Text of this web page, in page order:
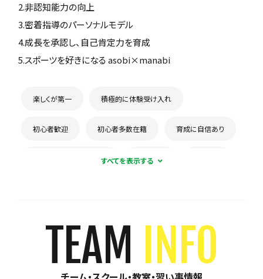
2.非認知能力の向上
3.密着指導のパーソナルモデル
4.成長を承認し、自己肯定力を育成
5.スポーツを好きになる asobi×manabi
楽しくが第一 積極的に体験受け入れ
初心者歓迎 初心者多数在籍 育成に自信あり
コーチとの距離感が近い 少数精鋭
初回購入品あり 保護者の当番なし
TEAM INFO